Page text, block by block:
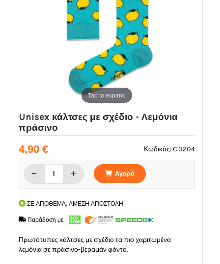
Tap to expand
Unisex κάλτσες με σχέδιο - Λεμόνια
πράσινο
Κωδικός: C.3204
4,90 €
Αγορά
ΣΕ ΑΠΟΘΕΜΑ, ΑΜΕΣΗ ΑΠΟΣΤΟΛΗ
Παράδοση με:
Πρωτότυπες κάλτσες με σχέδιο τα πιο χαριτωμένα
λεμόνια σε πράσινο-βεραμάν φόντο.